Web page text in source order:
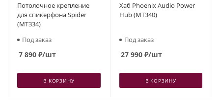
Потолочное крепление
для спикерфона Spider
(MT334)
Под заказ
7 890 ₽/шт
В КОРЗИНУ
Хаб Phoenix Audio Power
Hub (MT340)
Под заказ
27 990₽/шт
В КОРЗИНУ